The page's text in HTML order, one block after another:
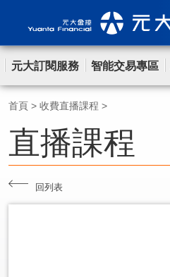
元大訂閱服務 智能交易專區
首頁 > 收費直播課程 >
直播課程
回列表